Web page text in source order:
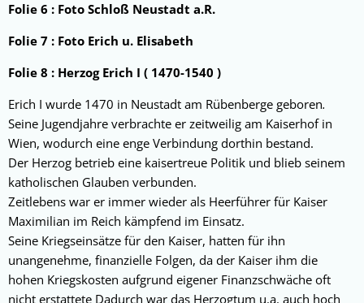
Folie 6 : Foto Schloß Neustadt a.R.
Folie 7 : Foto Erich u. Elisabeth
Folie 8 : Herzog Erich I ( 1470-1540 )
Erich I wurde 1470 in Neustadt am Rübenberge geboren.
Seine Jugendjahre verbrachte er zeitweilig am Kaiserhof in
Wien, wodurch eine enge Verbindung dorthin bestand.
Der Herzog betrieb eine kaisertreue Politik und blieb seinem
katholischen Glauben verbunden.
Zeitlebens war er immer wieder als Heerführer für Kaiser
Maximilian im Reich kämpfend im Einsatz.
Seine Kriegseinsätze für den Kaiser, hatten für ihn
unangenehme, finanzielle Folgen, da der Kaiser ihm die
hohen Kriegskosten aufgrund eigener Finanzschwäche oft
nicht erstattete Dadurch war das Herzogtum u.a. auch hoch